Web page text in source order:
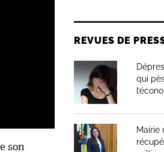
son
REVUES DE
qui
Mairie